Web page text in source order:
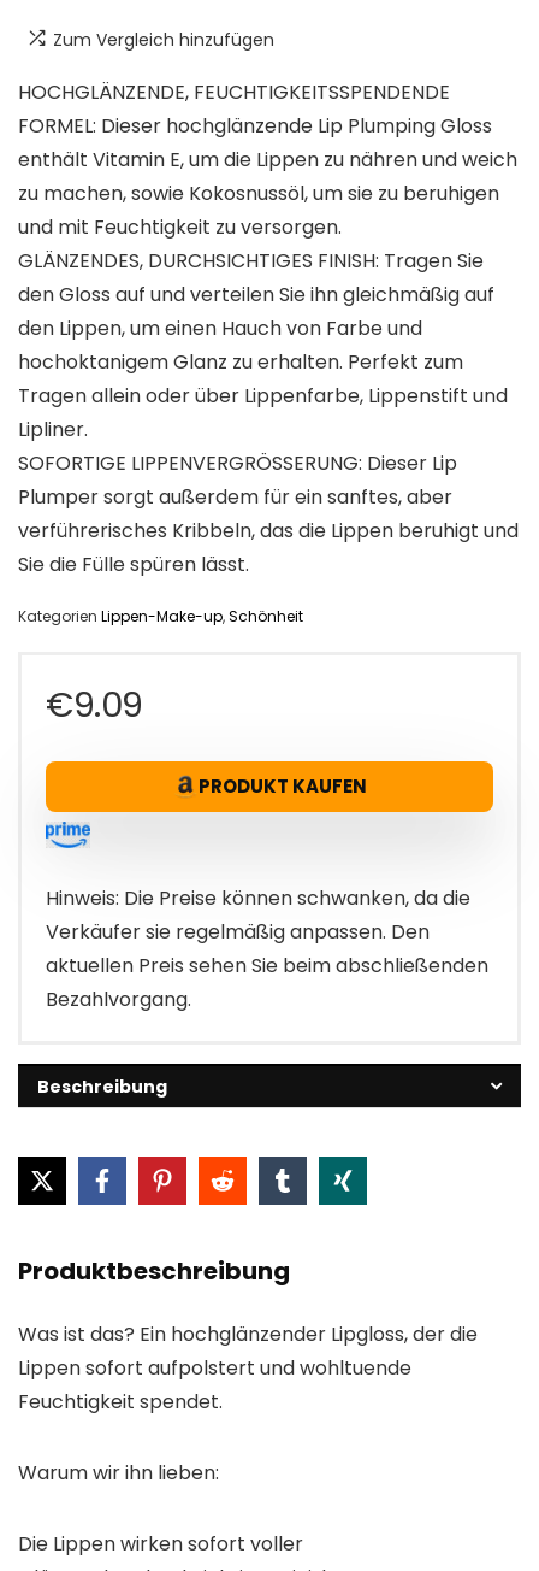
Zum Vergleich hinzufügen
HOCHGLÄNZENDE, FEUCHTIGKEITSSPENDENDE
FORMEL: Dieser hochglänzende Lip Plumping Gloss
enthält Vitamin E, um die Lippen zu nähren und weich
zu machen, sowie Kokosnussöl, um sie zu beruhigen
und mit Feuchtigkeit zu versorgen.
GLÄNZENDES, DURCHSICHTIGES FINISH: Tragen Sie
den Gloss auf und verteilen Sie ihn gleichmäßig auf
den Lippen, um einen Hauch von Farbe und
hochoktanigem Glanz zu erhalten. Perfekt zum
Tragen allein oder über Lippenfarbe, Lippenstift und
Lipliner.
SOFORTIGE LIPPENVERGRÖSSERUNG: Dieser Lip
Plumper sorgt außerdem für ein sanftes, aber
verführerisches Kribbeln, das die Lippen beruhigt und
Sie die Fülle spüren lässt.
Kategorien Lippen-Make-up,Schönheit
€9.09
PRODUKT KAUFEN
Hinweis: Die Preise können schwanken, da die
Verkäufer sie regelmäßig anpassen. Den
aktuellen Preis sehen Sie beim abschließenden
Bezahlvorgang.
Beschreibung
Produktbeschreibung
Was ist das? Ein hochglänzender Lipgloss, der die
Lippen sofort aufpolstert und wohltuende
Feuchtigkeit spendet.
Warum wir ihn lieben:
Die Lippen wirken sofort voller